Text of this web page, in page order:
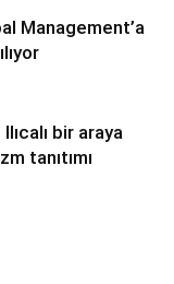
Management’a
bir araya
tanıtımı